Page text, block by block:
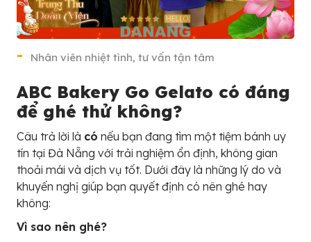
Nhân viên nhiệt tình, tư vấn tận tâm
ABC Bakery Go Gelato có đáng
để ghé thử không?
Câu trả lời là có nếu bạn đang tìm một tiệm bánh uy
tín tại Đà Nẵng với trải nghiệm ổn định, không gian
thoải mái và dịch vụ tốt. Dưới đây là những lý do và
khuyến nghị giúp bạn quyết định có nên ghé hay
không:
Vì sao nên ghé?